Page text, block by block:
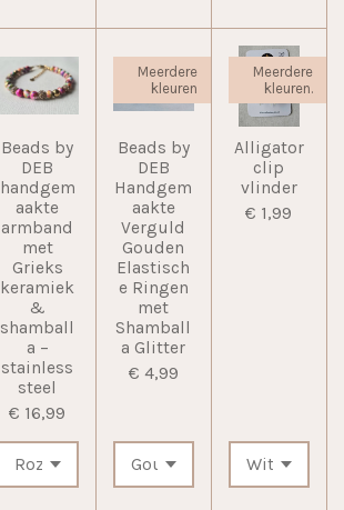
Beads by
DEB
handgem
aakte
armband
met
Grieks
keramiek
&
shamball
a –
stainless
steel
€ 16,99
Meerdere
kleuren
Beads by
DEB
Handgem
aakte
Verguld
Gouden
Elastisch
e Ringen
met
Shamball
a Glitter
€ 4,99
Meerdere
kleuren.
Alligator
clip
vlinder
€ 1,99